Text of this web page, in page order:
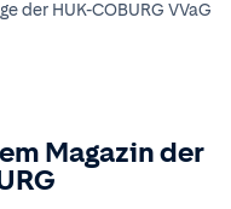
der HUK-COBURG VVaG
Magazin der